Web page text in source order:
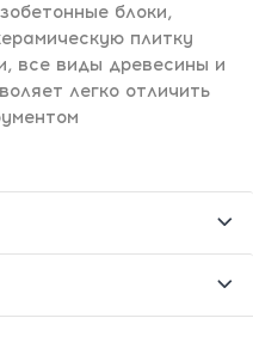
блоки,
плитку
все виды древесины и
легко отличить